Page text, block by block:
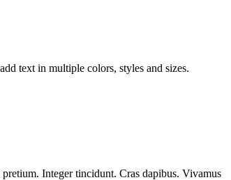
text in multiple colors, styles and sizes.
Integer tincidunt. Cras dapibus. Vivamus